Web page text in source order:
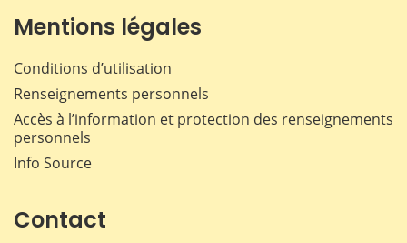
Mentions légales
Conditions d’utilisation
Renseignements personnels
Accès à l’information et protection des renseignements
personnels
Info Source
Contact